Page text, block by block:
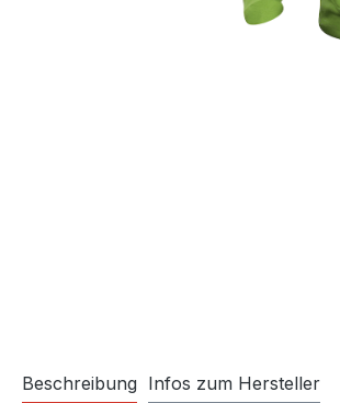
Beschreibung Infos zum Hersteller